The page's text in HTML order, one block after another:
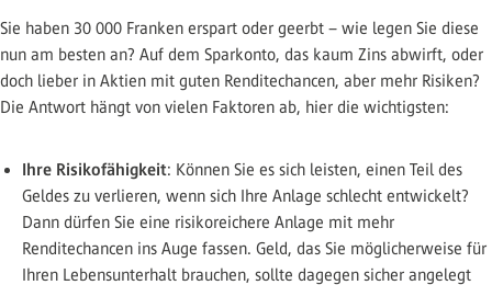
Sie haben 30 000 Franken erspart oder geerbt – wie legen Sie diese
nun am besten an? Auf dem Sparkonto, das kaum Zins abwirft, oder
doch lieber in Aktien mit guten Renditechancen, aber mehr Risiken?
Die Antwort hängt von vielen Faktoren ab, hier die wichtigsten:
Ihre Risikofähigkeit: Können Sie es sich leisten, einen Teil des
Geldes zu verlieren, wenn sich Ihre Anlage schlecht entwickelt?
Dann dürfen Sie eine risikoreichere Anlage mit mehr
Renditechancen ins Auge fassen. Geld, das Sie möglicherweise für
Ihren Lebensunterhalt brauchen, sollte dagegen sicher angelegt